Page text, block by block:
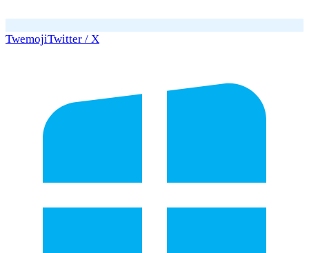
TwemojiTwitter / X